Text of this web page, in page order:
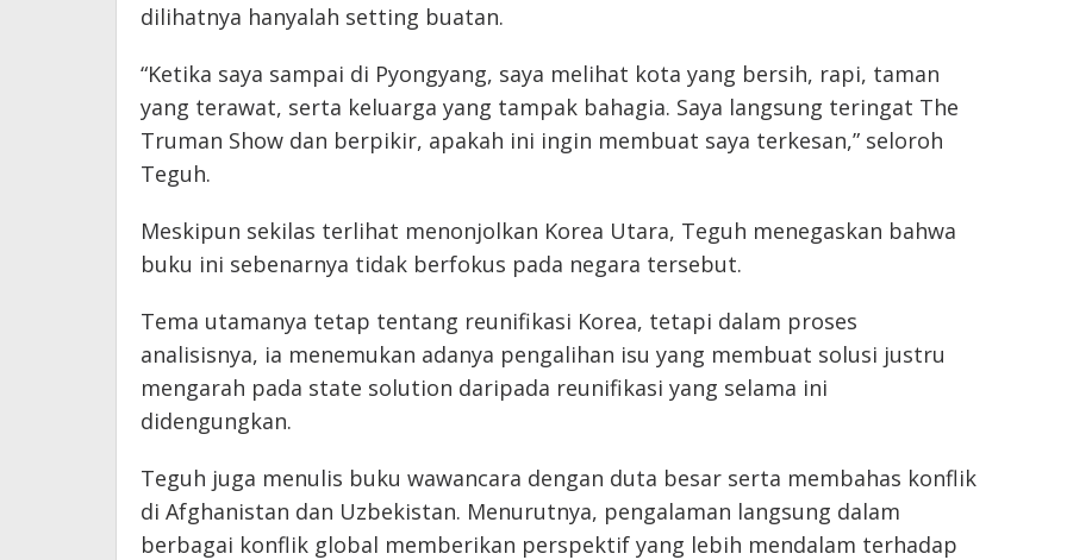
dilihatnya hanyalah setting buatan.
“Ketika saya sampai di Pyongyang, saya melihat kota yang bersih, rapi, taman
yang terawat, serta keluarga yang tampak bahagia. Saya langsung teringat The
Truman Show dan berpikir, apakah ini ingin membuat saya terkesan,” seloroh
Teguh.
Meskipun sekilas terlihat menonjolkan Korea Utara, Teguh menegaskan bahwa
buku ini sebenarnya tidak berfokus pada negara tersebut.
Tema utamanya tetap tentang reunifikasi Korea, tetapi dalam proses
analisisnya, ia menemukan adanya pengalihan isu yang membuat solusi justru
mengarah pada state solution daripada reunifikasi yang selama ini
didengungkan.
Teguh juga menulis buku wawancara dengan duta besar serta membahas konflik
di Afghanistan dan Uzbekistan. Menurutnya, pengalaman langsung dalam
berbagai konflik global memberikan perspektif yang lebih mendalam terhadap